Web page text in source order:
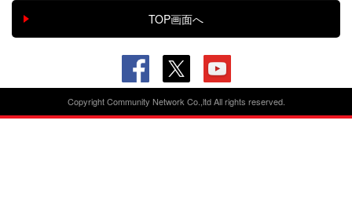
Copyright Community Network Co.,ltd All rights reserved.